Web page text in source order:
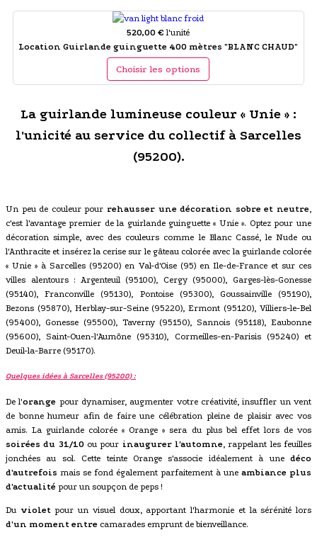
520,00 € l'unité
Location Guirlande guinguette 400 mètres "BLANC CHAUD"
Choisir les options
La guirlande lumineuse couleur « Unie » :
l'unicité au service du collectif à Sarcelles
(95200).
Un peu de couleur pour rehausser une décoration sobre et neutre,
c'est l'avantage premier de la guirlande guinguette « Unie ». Optez pour une
décoration simple, avec des couleurs comme le Blanc Cassé, le Nude ou
l'Anthracite et insérez la cerise sur le gâteau colorée avec la guirlande colorée
« Unie » à Sarcelles (95200) en Val-d'Oise (95) en Ile-de-France et sur ces
villes alentours : Argenteuil (95100), Cergy (95000), Garges-lès-Gonesse
(95140), Franconville (95130), Pontoise (95300), Goussainville (95190),
Bezons (95870), Herblay-sur-Seine (95220), Ermont (95120), Villiers-le-Bel
(95400), Gonesse (95500), Taverny (95150), Sannois (95118), Eaubonne
(95600), Saint-Ouen-l'Aumône (95310), Cormeilles-en-Parisis (95240) et
Deuil-la-Barre (95170).
Quelques idées à Sarcelles (95200) :
De l'orange pour dynamiser, augmenter votre créativité, insuffler un vent
de bonne humeur afin de faire une célébration pleine de plaisir avec vos
amis. La guirlande colorée « Orange » sera du plus bel effet lors de vos
soirées du 31/10ou pour inaugurer l'automne, rappelant les feuilles
jonchées au sol. Cette teinte Orange s'associe idéalement à une déco
d'autrefois mais se fond également parfaitement à une ambiance plus
d'actualité pour un soupçon de peps !
Du violetpour un visuel doux, apportant l'harmonie et la sérénité lors
d'un moment entre camarades emprunt de bienveillance.